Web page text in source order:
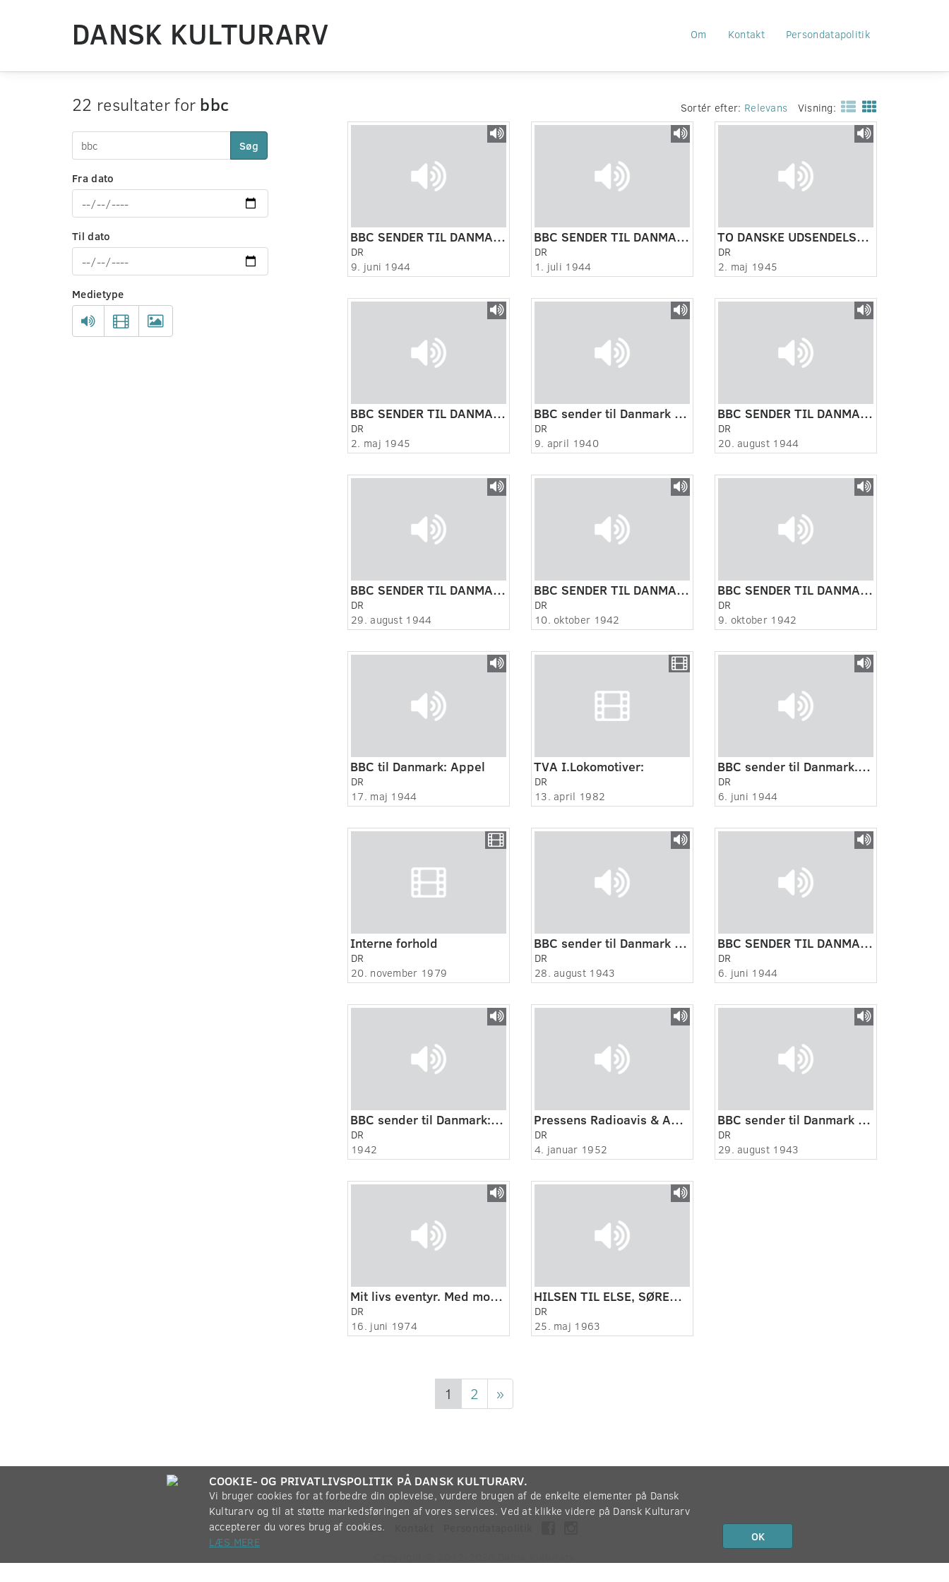
DANSK KULTURARV Om Kontakt Persondatapolitik
22 resultater for bbc
Søg
Fra dato
Til dato
Medietype
Sortér efter: Relevans Visning:
BBC SENDER TIL DANMARK KL. 12.30.
DR
9. juni 1944
BBC SENDER TIL DANMARK.
DR
1. juli 1944
TO DANSKE UDSENDELSER FRA BBC.
DR
2. maj 1945
BBC SENDER TIL DANMARK.
DR
2. maj 1945
BBC sender til Danmark 19400409
DR
9. april 1940
BBC SENDER TIL DANMARK.
DR
20. august 1944
BBC SENDER TIL DANMARK.
DR
29. august 1944
BBC SENDER TIL DANMARK - JOHN CHRISTMAS MØLLER.
DR
10. oktober 1942
BBC SENDER TIL DANMARK - JOHN CHRISTMAS MØLLER.
DR
9. oktober 1942
BBC til Danmark: Appel
DR
17. maj 1944
TVA I.Lokomotiver:
DR
13. april 1982
BBC sender til Danmark. Christmas Møller fra London
DR
6. juni 1944
Interne forhold
DR
20. november 1979
BBC sender til Danmark 19430828
DR
28. august 1943
BBC SENDER TIL DANMARK. INVASIONSDAGEN
DR
6. juni 1944
BBC sender til Danmark: "Niels Ebbesen" af Kaj Munk
DR
1942
Pressens Radioavis & Aktuelt kvarter: "Flying Enterprise"
DR
4. januar 1952
BBC sender til Danmark 19430829
DR
29. august 1943
Mit livs eventyr. Med modstandspræsten Harald Sandbæk.
DR
16. juni 1974
HILSEN TIL ELSE, SØREN OG PETER.
DR
25. maj 1963
1 2 »
Om
COOKIE- OG PRIVATLIVSPOLITIK PÅ DANSK KULTURARV.
Vi bruger cookies for at forbedre din oplevelse, vurdere brugen af de enkelte elementer på Dansk
Kulturarv og til at støtte markedsføringen af vores services. Ved at klikke videre på Dansk Kulturarv
accepterer du vores brug af cookies.
LÆS MERE
OK